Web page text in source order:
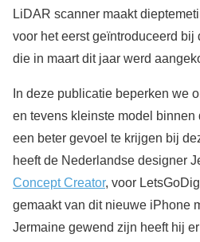
LiDAR scanner maakt
voor het eerst geïntroduceerd bij
die in maart dit jaar werd
In deze publicatie beperken we
en tevens kleinste model binnen
een beter gevoel te krijgen bij
heeft de Nederlandse designer
Concept Creator, voor
gemaakt van dit nieuwe iPhone
Jermaine gewend zijn heeft hij